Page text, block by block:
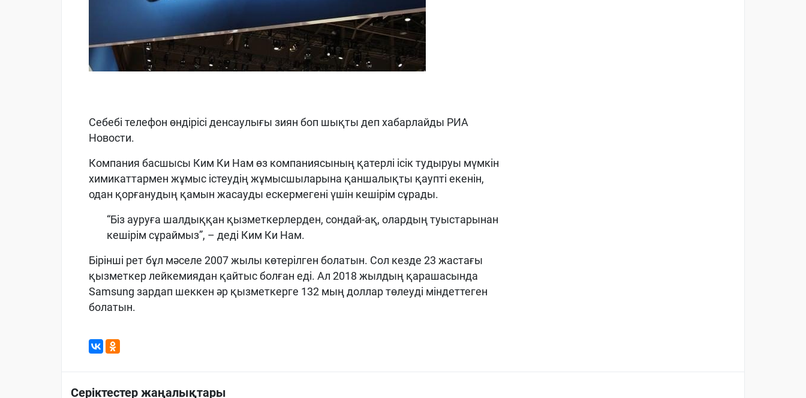
Себебі телефон өндірісі денсаулығы зиян боп шықты деп хабарлайды РИА
Новости.
Компания басшысы Ким Ки Нам өз компаниясының қатерлі ісік тудыруы мүмкін
химикаттармен жұмыс істеудің жұмысшыларына қаншалықты қаупті екенін,
одан қорғанудың қамын жасауды ескермегені үшін кешірім сұрады.
“Біз ауруға шалдыққан қызметкерлерден, сондай-ақ, олардың туыстарынан
кешірім сұраймыз”, – деді Ким Ки Нам.
Бірінші рет бұл мәселе 2007 жылы көтерілген болатын. Сол кезде 23 жастағы
қызметкер лейкемиядан қайтыс болған еді. Ал 2018 жылдың қарашасында
Samsung зардап шеккен әр қызметкерге 132 мың доллар төлеуді міндеттеген
болатын.
Серіктестер жаңалықтары